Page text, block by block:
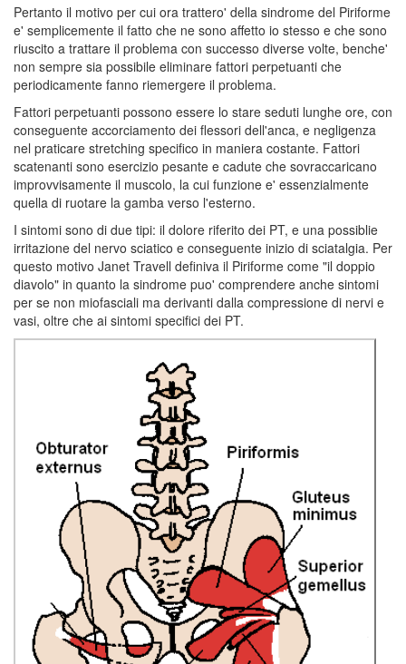
Pertanto il motivo per cui ora trattero' della sindrome del Piriforme
e' semplicemente il fatto che ne sono affetto io stesso e che sono
riuscito a trattare il problema con successo diverse volte, benche'
non sempre sia possibile eliminare fattori perpetuanti che
periodicamente fanno riemergere il problema.
Fattori perpetuanti possono essere lo stare seduti lunghe ore, con
conseguente accorciamento dei flessori dell'anca, e negligenza
nel praticare stretching specifico in maniera costante. Fattori
scatenanti sono esercizio pesante e cadute che sovraccaricano
improvvisamente il muscolo, la cui funzione e' essenzialmente
quella di ruotare la gamba verso l'esterno.
I sintomi sono di due tipi: il dolore riferito dei PT, e una possiblie
irritazione del nervo sciatico e conseguente inizio di sciatalgia. Per
questo motivo Janet Travell definiva il Piriforme come "il doppio
diavolo" in quanto la sindrome puo' comprendere anche sintomi
per se non miofasciali ma derivanti dalla compressione di nervi e
vasi, oltre che ai sintomi specifici dei PT.